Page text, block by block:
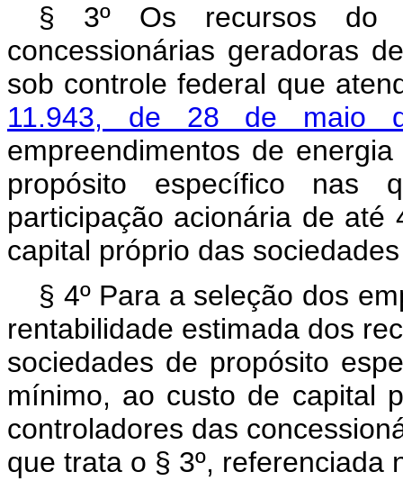
§ 3º Os recursos do
concessionárias geradoras
sob controle federal que
11.943, de 28 de maio
empreendimentos de
propósito específico nas
participação acionária de
capital próprio das
§ 4º Para a seleção dos
rentabilidade estimada dos
sociedades de propósito
mínimo, ao custo de capital
controladores das
que trata o § 3º, referenciada